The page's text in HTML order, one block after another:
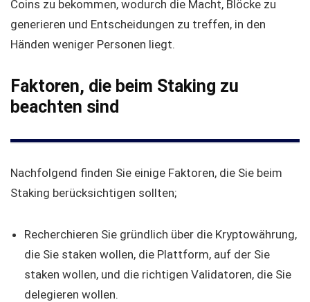
Coins zu bekommen, wodurch die Macht, Blöcke zu
generieren und Entscheidungen zu treffen, in den
Händen weniger Personen liegt.
Faktoren, die beim Staking zu
beachten sind
Nachfolgend finden Sie einige Faktoren, die Sie beim
Staking berücksichtigen sollten;
Recherchieren Sie gründlich über die Kryptowährung,
die Sie staken wollen, die Plattform, auf der Sie
staken wollen, und die richtigen Validatoren, die Sie
delegieren wollen.